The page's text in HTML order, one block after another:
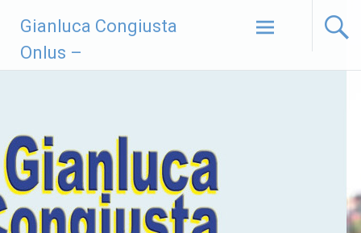
contenuto
Gianluca Congiusta
Onlus –